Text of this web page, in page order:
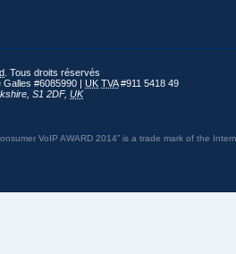
. Tous droits réservés
Galles #6085990 | UK TVA#911 5418 49
S1 2DF, UK
VoIP AWARD 2014” is a trade mark of the